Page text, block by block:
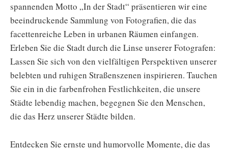
spannenden Motto „In der Stadt“ präsentieren wir eine
beeindruckende Sammlung von Fotografien, die das
facettenreiche Leben in urbanen Räumen einfangen.
Erleben Sie die Stadt durch die Linse unserer Fotografen:
Lassen Sie sich von den vielfältigen Perspektiven unserer
belebten und ruhigen Straßenszenen inspirieren. Tauchen
Sie ein in die farbenfrohen Festlichkeiten, die unsere
Städte lebendig machen, begegnen Sie den Menschen,
die das Herz unserer Städte bilden.
Entdecken Sie ernste und humorvolle Momente, die das